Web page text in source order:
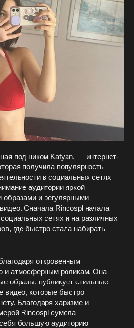
под ником Katyan, — интернет-
получила популярность
в социальных сетях.
аудитории яркой
и регулярными
Сначала Rincospl начала
сетях и на различных
где быстро стала набирать
откровенным
и атмосферным роликам. Она
образы, публикует стильные
видео, которые быстро
Благодаря харизме и
Rincospl сумела
большую аудиторию